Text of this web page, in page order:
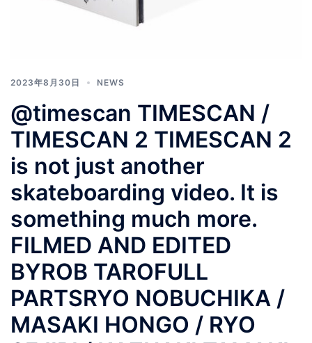
2023年8月30日 NEWS
@timescan TIMESCAN /
TIMESCAN 2 TIMESCAN 2
is not just another
skateboarding video. It is
something much more.
FILMED AND EDITED
BYROB TAROFULL
PARTSRYO NOBUCHIKA /
MASAKI HONGO / RYO